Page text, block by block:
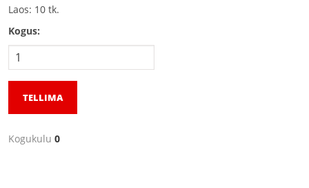
Laos: 10 tk.
Kogus:
TELLIMA
Kogukulu 0